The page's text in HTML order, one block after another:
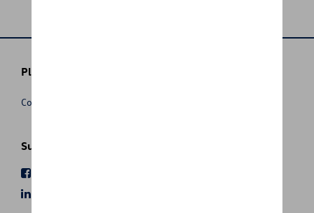
Plus d'informations
Conditions de vente
Suivez nous